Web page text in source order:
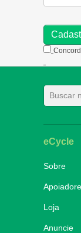
eCycle
Sobre
Loja
Anuncie